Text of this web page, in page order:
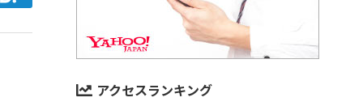
アクセスランキング